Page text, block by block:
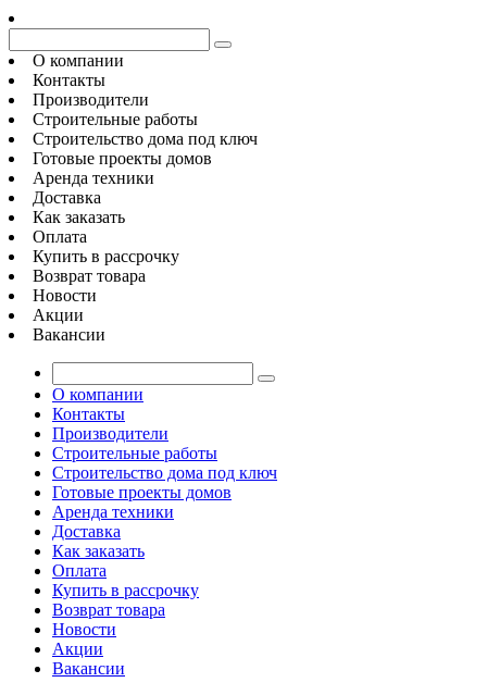
О компании
Контакты
Производители
Строительные работы
Строительство дома под ключ
Готовые проекты домов
Аренда техники
Доставка
Как заказать
Оплата
Купить в рассрочку
Возврат товара
Новости
Акции
Вакансии
О компании
Контакты
Производители
Строительные работы
Строительство дома под ключ
Готовые проекты домов
Аренда техники
Доставка
Как заказать
Оплата
Купить в рассрочку
Возврат товара
Новости
Акции
Вакансии